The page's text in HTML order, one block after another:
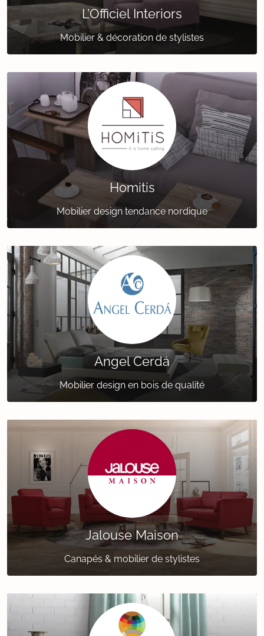
L’Officiel Interiors
Mobilier & décoration de stylistes
Homitis
Mobilier design tendance nordique
Angel Cerdá
Mobilier design en bois de qualité
Jalouse Maison
Canapés & mobilier de stylistes